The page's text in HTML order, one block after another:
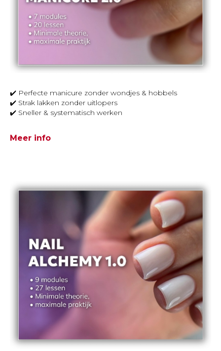
✔️ Perfecte manicure zonder wondjes & hobbels
✔️ Strak lakken zonder uitlopers
✔️ Sneller & systematisch werken
Meer info